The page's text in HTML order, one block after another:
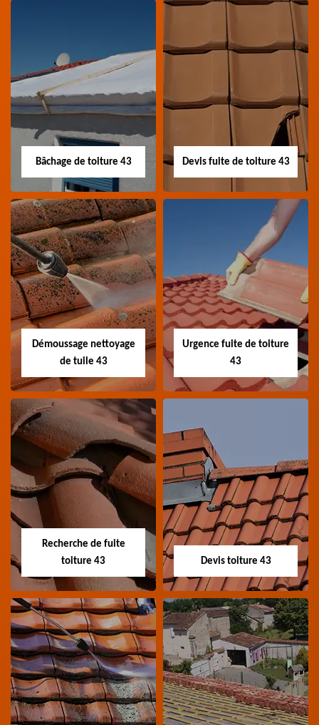
Nettoyage panneau
photovoltaïque 43
Professionnel en
nettoyage panneau
photovoltaïque 43
Devis pose de
gouttière 43
Devis pose de gouttière
43 Haute-Loire
Bâchage de toiture 43
Bâchage de toiture
43
Entreprise bâchage de
toiture 43 Haute-Loire
Devis fuite de toiture 43
Devis fuite de
toiture 43
Devis fuite de toiture 43
Haute-Loire
Démoussage nettoyage
de tuile 43
Démoussage
nettoyage de tuile
Spécialiste en
démoussage et
nettoyage de tuile 43
Haute-Loire
Urgence fuite de toiture
43
Urgence fuite de
toiture 43
Entreprise urgence
fuite de toiture 43
Haute-Loire
Recherche de fuite
toiture 43
Recherche de fuite
toiture 43
Entreprise recherche
fuite de toiture 43
Devis toiture 43
Devis toiture 43
Devis toiture 43 Haute-
Loire